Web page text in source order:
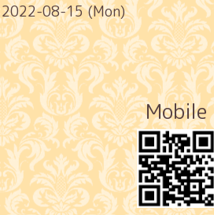
08-15 (Mon)
Mobile